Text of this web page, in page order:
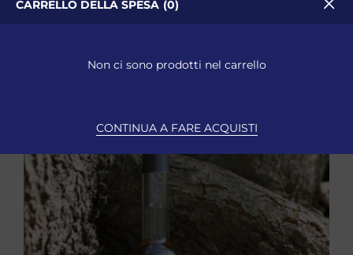
CARRELLO DELLA SPESA 0
Non ci sono prodotti nel carrello
CONTINUA A FARE ACQUISTI